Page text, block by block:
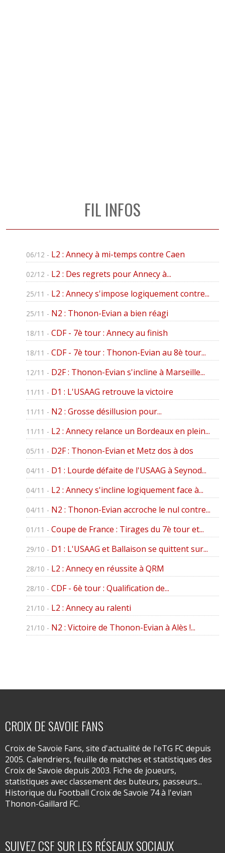
FIL INFOS
06/12 - L2 : Annecy à mi-temps contre Caen
02/12 - L2 : Des regrets pour Annecy à...
25/11 - L2 : Annecy s'impose logiquement contre...
25/11 - N2 : Thonon-Evian a bien réagi
18/11 - CDF - 7è tour : Annecy au finish
18/11 - CDF - 7è tour : Thonon-Evian au 8è tour...
12/11 - D2F : Thonon-Evian s'incline à Marseille...
11/11 - D1 : L'USAAG retrouve la victoire
11/11 - N2 : Grosse désillusion pour...
11/11 - L2 : Annecy relance un Bordeaux en plein...
05/11 - D2F : Thonon-Evian et Metz dos à dos
04/11 - D1 : Lourde défaite de l'USAAG à Seynod...
04/11 - L2 : Annecy s'incline logiquement face à...
04/11 - N2 : Thonon-Evian accroche le nul contre...
01/11 - Coupe de France : Tirages du 7è tour et...
29/10 - D1 : L'USAAG et Ballaison se quittent sur...
28/10 - L2 : Annecy en réussite à QRM
28/10 - CDF - 6è tour : Qualification de...
21/10 - L2 : Annecy au ralenti
21/10 - N2 : Victoire de Thonon-Evian à Alès !...
CROIX DE SAVOIE FANS
Croix de Savoie Fans, site d'actualité de l'eTG FC depuis
2005. Calendriers, feuille de matches et statistiques des
Croix de Savoie depuis 2003. Fiche de joueurs,
statistiques avec classement des buteurs, passeurs...
Historique du Football Croix de Savoie 74 à l'evian
Thonon-Gaillard FC.
SUIVEZ CSF SUR LES RÉSEAUX SOCIAUX